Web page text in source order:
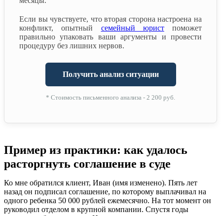
Если вы чувствуете, что вторая сторона настроена на
конфликт, опытный семейный юристпоможет
правильно упаковать ваши аргументы и провести
процедуру без лишних нервов.
Получить анализ ситуации
* Стоимость письменного анализа - 2 200 руб.
Пример из практики: как удалось
расторгнуть соглашение в суде
Ко мне обратился клиент, Иван (имя изменено). Пять лет
назад он подписал соглашение, по которому выплачивал на
одного ребенка 50 000 рублей ежемесячно. На тот момент он
руководил отделом в крупной компании. Спустя годы